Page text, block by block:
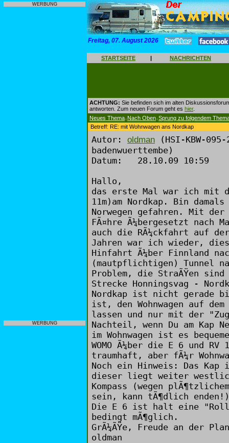
WERBUNG
WERBUNG
Freitag, 07. August 2026
STARTSEITE | NACHRICHTEN
ACHTUNG: Sie befinden sich im alten
antworten. Zum neuen Forum geht es hier.
Neues Thema | Nach Oben | Sprung zu folgendem
Betreff: RE: mit Wohnwagen ans Nordkap
Autor: oldman (HSI-KBW-
badenwuerttembe)
Datum: 28.10.09 10:59
Hallo,
das erste Mal war ich mit
11m)am Nordkap. Bin
Norwegen gefahren. Mit
FÃ¤hre Ã¼bergesetzt nach
auch die RÃ¼ckfahrt auf
Jahren war ich wieder,
Hinfahrt Ã¼ber Finnland
(mautpflichtigen) Tunnel
Problem, die StraÃŸen
Strecke Honningsvag -
Nordkap ist nicht gerade
ist, den Wohnwagen auf
lassen und nur mit der
Nachteil, wenn Du am Kap
im Wohnwagen ist es
WOMO Ã¼ber die E 6 und
traumhaft, aber fÃ¼r
Noch ein Hinweis: Das
dieser liegt weiter
Kompass (wegen
sein, kann tÃ¶dlich enden!)
Die E 6 ist halt eine
bedingt mÃ¶glich.
GrÃ¼ÃŸe, Freude an der
oldman